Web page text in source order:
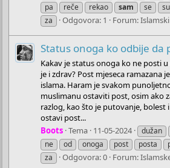
pa
reče rekao sam se su
za
Odgovora: 1 Forum:
Status onoga ko odbije da
Kakav je status onoga ko ne posti
je i zdrav? Post mjeseca ramazana
islama. Haram je svakom
muslimanu ostaviti post, osim ako
razlog, kao što je putovanje, bolest
ostavi post...
Boots Tema 11-05-2024 dužan
ne
od onoga post posta
za
Odgovora: 0 Forum: